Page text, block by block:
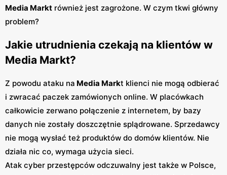
Media Markt również jest zagrożone. W czym tkwi główny
problem?
Jakie utrudnienia czekają na klientów w
Media Markt?
Z powodu ataku na Media Markt klienci nie mogą odbierać
i zwracać paczek zamówionych online. W placówkach
całkowicie zerwano połączenie z internetem, by bazy
danych nie zostały doszczętnie splądrowane. Sprzedawcy
nie mogą wysłać też produktów do domów klientów. Nie
działa nic co, wymaga użycia sieci.
Atak cyber przestępców odczuwalny jest także w Polsce,